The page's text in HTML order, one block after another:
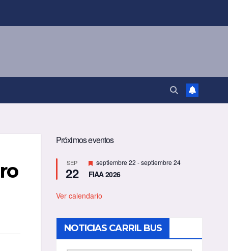
Próximos eventos
SEP
22
D
e
s
a
d
o
septiembre 22 -septiembre 24
FIAA 2026
Ver calendario
NOTICIAS CARRIL BUS